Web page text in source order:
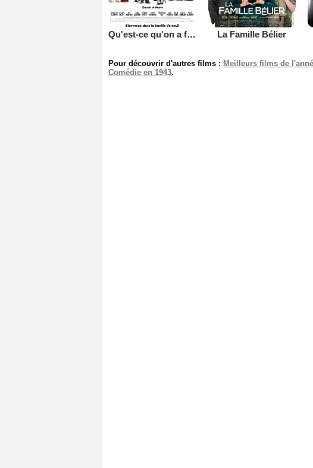
Qu'est-ce qu'on a fait au Bon Dieu? La Famille Bélier
Pour découvrir d'autres films : Meilleurs films de
Comédie en 1943.